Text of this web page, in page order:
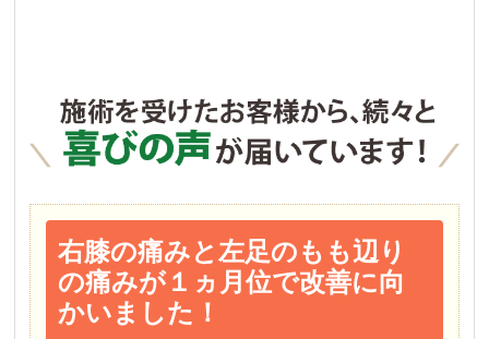
右膝の痛みと左足のもも辺り
の痛みが１ヵ月位で改善に向
かいました！